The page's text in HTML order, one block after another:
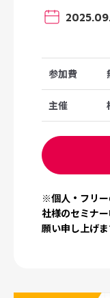
参加費
主催
※個人・フリ
社様のセミナ
願い申し上げま